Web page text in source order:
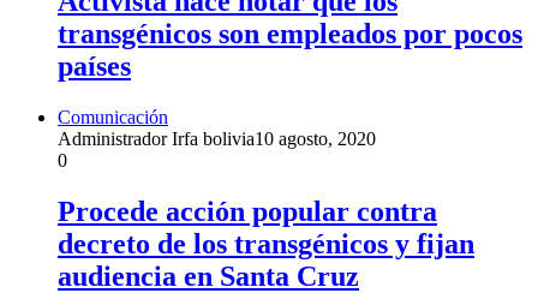
transgénicos son empleados por pocos
países
Comunicación
Administrador Irfa bolivia10 agosto, 2020
0
Procede acción popular contra
decreto de los transgénicos y fijan
audiencia en Santa Cruz